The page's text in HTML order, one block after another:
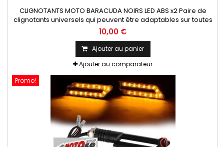
CLIGNOTANTS MOTO BARACUDA NOIRS LED ABS x2 Paire de
clignotants universels qui peuvent être adaptables sur toutes
motos ou scooters
10,00 €
Ajouter au panier
Ajouter au comparateur
Promo!